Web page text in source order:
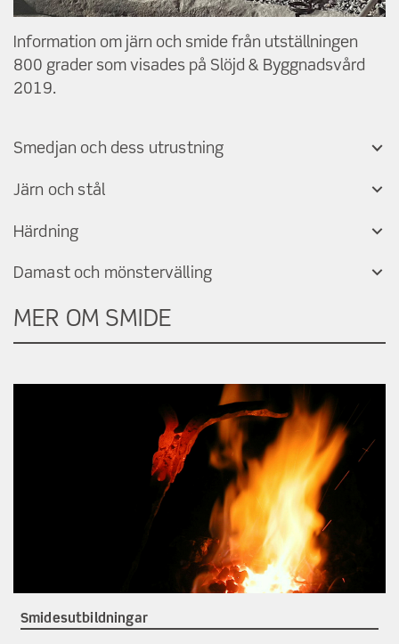
Information om järn och smide från utställningen
800 grader som visades på Slöjd & Byggnadsvård
2019.
Smedjan och dess utrustning
Järn och stål
Härdning
Damast och mönstervälling
MER OM SMIDE
Smidesutbildningar